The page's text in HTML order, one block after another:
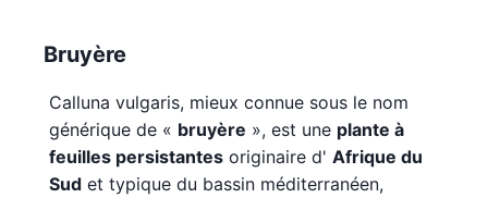
Bruyère
Calluna vulgaris, mieux connue sous le nom
générique de « bruyère », est une plante à
feuilles persistantes originaire d' Afrique du
Sud et typique du bassin méditerranéen,